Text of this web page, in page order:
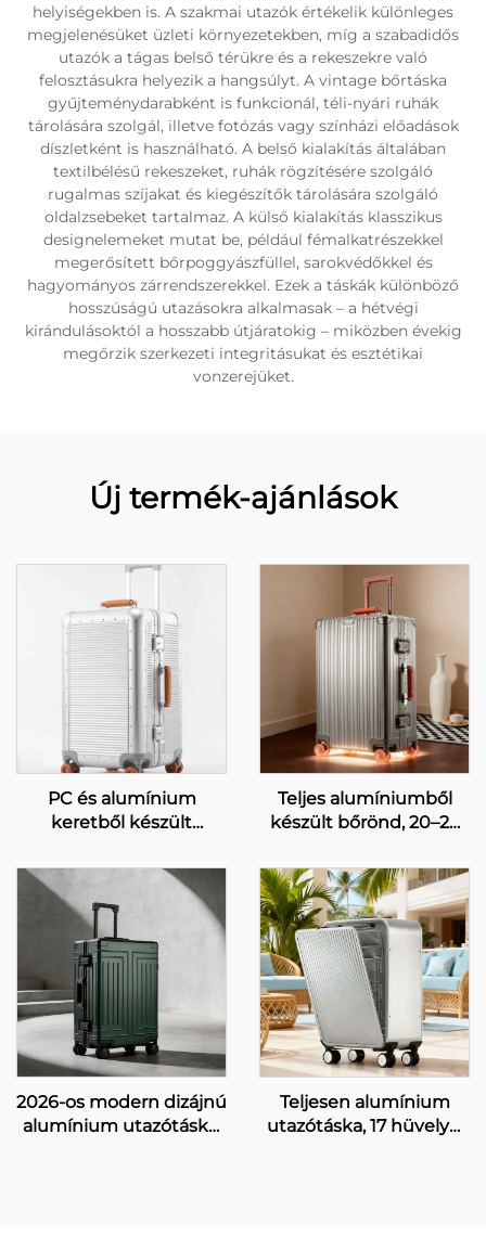
helyiségekben is. A szakmai utazók értékelik különleges
megjelenésüket üzleti környezetekben, míg a szabadidős
utazók a tágas belső térükre és a rekeszekre való
felosztásukra helyezik a hangsúlyt. A vintage bőrtáska
gyűjteménydarabként is funkcionál, téli-nyári ruhák
tárolására szolgál, illetve fotózás vagy színházi előadások
díszletként is használható. A belső kialakítás általában
textilbélésű rekeszeket, ruhák rögzítésére szolgáló
rugalmas szíjakat és kiegészítők tárolására szolgáló
oldalzsebeket tartalmaz. A külső kialakítás klasszikus
designelemeket mutat be, például fémalkatrészekkel
megerősített bőrpoggyászfüllel, sarokvédőkkel és
hagyományos zárrendszerekkel. Ezek a táskák különböző
hosszúságú utazásokra alkalmasak – a hétvégi
kirándulásoktól a hosszabb útjáratokig – miközben évekig
megőrzik szerkezeti integritásukat és esztétikai
vonzerejüket.
Új termék-ajánlások
PC és alumínium
keretből készült
trollikoffer, 28 hüvelykes
utazóbőrönd, cseppálló
utazóbőrönd TSA-zárral
és bőrből készült
fogantyúval
Teljes alumíniumből
készült bőrönd, 20–28
jelszavas tolókocsis
bőrönd, forgókerékkel
(spinner), nagy
űrtartalmú, szabadidős
utazásra, bőrből készült
fogantyúval
2026-os modern dizájnú
alumínium utazótáska,
Teljesen alumínium
utazótáska, 17 hüvelyk,